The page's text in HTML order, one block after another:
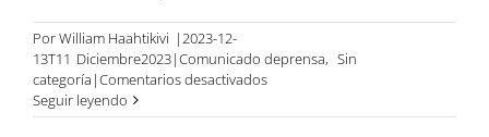
PorWilliam Haahtikivi |2023-12-
13T11 Diciembre2023|Comunicado deprensa, Sin
categoría|Comentarios desactivadosen
conectados
Seguir leyendo